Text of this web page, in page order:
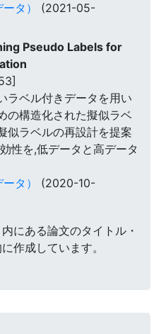
タ）
(2021-05-
Pseudo Labels for
ラベル付きデータを用い
の構造化された擬似ラベ
似ラベルの再設計を提案
性を,低データと高データ
タ）
(2020-10-
にある論文のタイトル・
作成しています。